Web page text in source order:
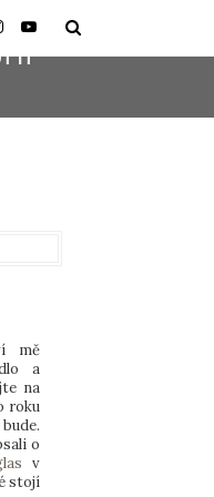
mě
a
na
roku
o
v
stojí
IT